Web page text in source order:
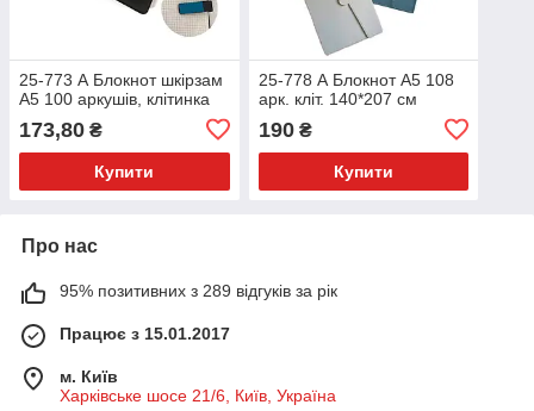
25-773 А Блокнот шкірзам
А5 100 аркушів, клітинка
173,80 ₴
Купити
25-778 А Блокнот А5 108
арк. кліт. 140*207 см
190₴
Купити
Про нас
95% позитивних з 289 відгуків за рік
Працює з 15.01.2017
м. Київ
Харківське шосе 21/6, Київ, Україна